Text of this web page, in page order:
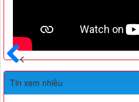
Trước
Tin xem nhiều